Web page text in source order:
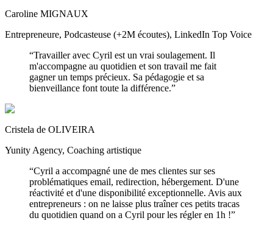
Caroline MIGNAUX
Entrepreneure, Podcasteuse (+2M écoutes), LinkedIn Top Voice
“Travailler avec Cyril est un vrai soulagement. Il
m'accompagne au quotidien et son travail me fait
gagner un temps précieux. Sa pédagogie et sa
bienveillance font toute la différence.”
Cristela de OLIVEIRA
Yunity Agency, Coaching artistique
“Cyril a accompagné une de mes clientes sur ses
problématiques email, redirection, hébergement. D'une
réactivité et d'une disponibilité exceptionnelle. Avis aux
entrepreneurs : on ne laisse plus traîner ces petits tracas
du quotidien quand on a Cyril pour les régler en 1h !”